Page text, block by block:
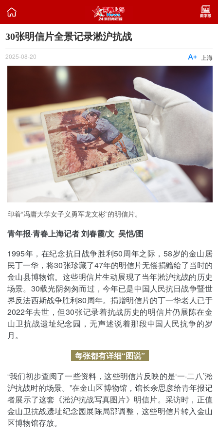

30张明信片全景记录淞沪抗战
2025-08-20 上海

印着“冯庸大学女子义勇军龙文彬”的明信片。
青年报·青春上海记者 刘春霞/文 吴恺/图
1995年，在纪念抗日战争胜利50周年之际，58岁的金山居
民丁一华，将30张珍藏了47年的明信片无偿捐赠给了当时的
金山县博物馆。这些明信片生动展现了当年淞沪抗战的历史
场景。30载光阴匆匆而过，今年已是中国人民抗日战争暨世
界反法西斯战争胜利80周年。捐赠明信片的丁一华老人已于
2022年去世，但30张记录着抗战历史的明信片仍展陈在金
山卫抗战遗址纪念园，无声述说着那段中国人民抗争的岁
月。
每张都有详细“图说”
“我们初步查阅了一些资料，这些明信片反映的是‘一·二八’淞
沪抗战时的场景。”在金山区博物馆，馆长余思彦给青年报记
者展示了这套《淞沪抗战写真图片》明信片。采访时，正值
金山卫抗战遗址纪念园展陈局部调整，这些明信片转入金山
区博物馆存放。